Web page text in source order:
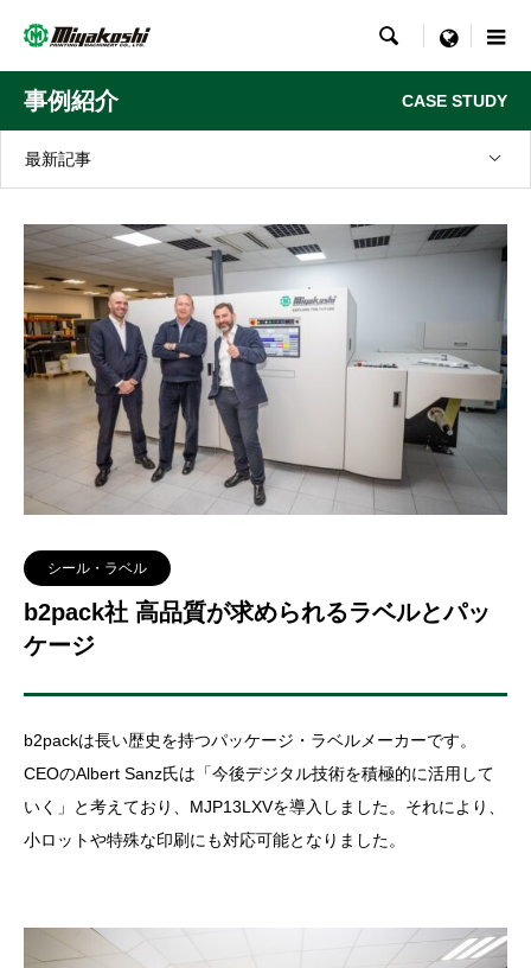
 menu
事例紹介 CASE STUDY
最新記事
シール・ラベル
b2pack社 高品質が求められるラベルとパッ
ケージ
b2packは長い歴史を持つパッケージ・ラベルメーカーです。
CEOのAlbert Sanz氏は「今後デジタル技術を積極的に活用して
いく」と考えており、MJP13LXVを導入しました。それにより、
小ロットや特殊な印刷にも対応可能となりました。